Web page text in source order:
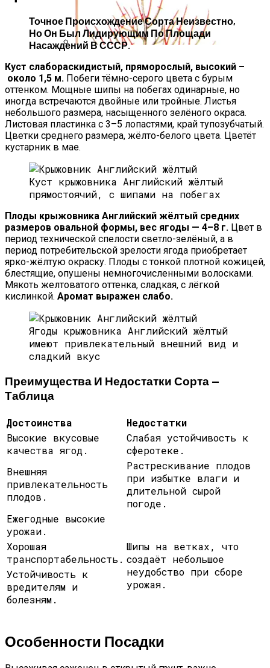
Схема, Как Обрезать Абрикос, Чтобы
Был Хороший Урожай
Точное Происхождение Сорта Неизвестно,
Но Он Был Лидирующим По Площади
Насаждений В СССР.
Куст слабораскидистый, пряморослый, высокий –
около 1,5 м. Побеги тёмно-серого цвета с бурым
оттенком. Мощные шипы на побегах одинарные, но
иногда встречаются двойные или тройные. Листья
небольшого размера, насыщенного зелёного окраса.
Листовая пластинка с 3–5 лопастями, край тупозубчатый.
Цветки среднего размера, жёлто-белого цвета. Цветёт
кустарник в мае.
Куст крыжовника Английский жёлтый
прямостоячий, с шипами на побегах
Плоды крыжовника Английский жёлтый средних
размеров овальной формы, вес ягоды — 4–8 г. Цвет в
период технической спелости светло-зелёный, а в
период потребительской зрелости ягода приобретает
ярко-жёлтую окраску. Плоды с тонкой плотной кожицей,
блестящие, опушены немногочисленными волосками.
Мякоть желтоватого оттенка, сладкая, с лёгкой
кислинкой. Аромат выражен слабо.
Ягоды крыжовника Английский жёлтый
имеют привлекательный внешний вид и
сладкий вкус
Преимущества И Недостатки Сорта —
Таблица
Достоинства
Недостатки
Высокие вкусовые
качества ягод.
Слабая устойчивость к
сферотеке.
Внешняя
привлекательность
плодов.
Растрескивание плодов
при избытке влаги и
длительной сырой
погоде.
Ежегодные высокие
урожаи.
Шипы на ветках, что
создаёт небольшое
неудобство при сборе
урожая.
Хорошая
транспортабельность.
Устойчивость к
вредителям и
болезням.
Особенности Посадки